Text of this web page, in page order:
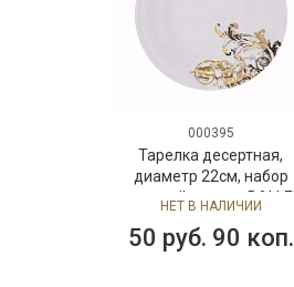
000395
Тарелка десертная,
диаметр 22см, набор
столовой посуды
НЕТ В НАЛИЧИИ
50 руб. 90 коп.